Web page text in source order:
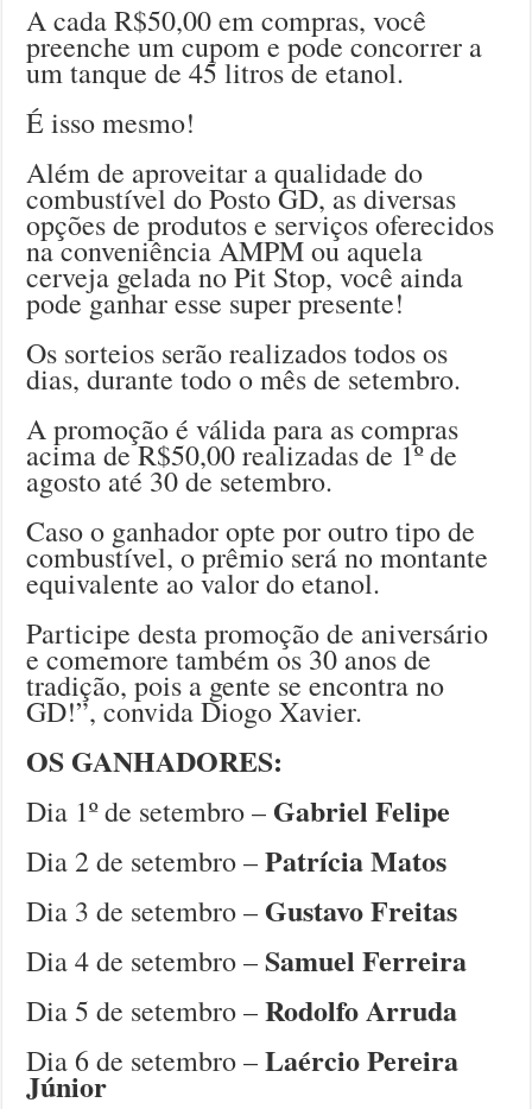
A cada R$50,00 em compras, você
preenche um cupom e pode concorrer a
um tanque de 45 litros de etanol.
É isso mesmo!
Além de aproveitar a qualidade do
combustível do Posto GD, as diversas
opções de produtos e serviços oferecidos
na conveniência AMPM ou aquela
cerveja gelada no Pit Stop, você ainda
pode ganhar esse super presente!
Os sorteios serão realizados todos os
dias, durante todo o mês de setembro.
A promoção é válida para as compras
acima de R$50,00 realizadas de 1º de
agosto até 30 de setembro.
Caso o ganhador opte por outro tipo de
combustível, o prêmio será no montante
equivalente ao valor do etanol.
Participe desta promoção de aniversário
e comemore também os 30 anos de
tradição, pois a gente se encontra no
GD!”, convida Diogo Xavier.
OS GANHADORES:
Dia 1º de setembro – Gabriel Felipe
Dia 2 de setembro –Patrícia Matos
Dia 3 de setembro – Gustavo Freitas
Dia 4 de setembro –Samuel Ferreira
Dia 5 de setembro –Rodolfo Arruda
Dia 6 de setembro –Laércio Pereira
Júnior